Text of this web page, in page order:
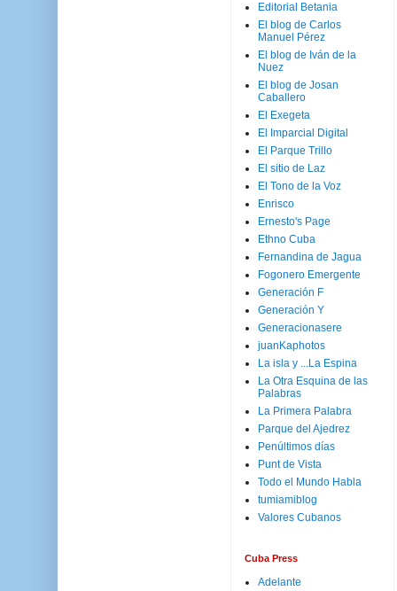
Editorial Betania
El blog de Carlos
Manuel Pérez
El blog de Iván de la
Nuez
El blog de Josan
Caballero
El Exegeta
El Imparcial Digital
El Parque Trillo
El sitio de Laz
El Tono de la Voz
Enrisco
Ernesto's Page
Ethno Cuba
Fernandina de Jagua
Fogonero Emergente
Generación F
Generación Y
Generacionasere
juanKaphotos
La isla y ...La Espina
La Otra Esquina de las
Palabras
La Primera Palabra
Parque del Ajedrez
Penúltimos días
Punt de Vista
Todo el Mundo Habla
tumiamiblog
Valores Cubanos
Cuba Press
Adelante